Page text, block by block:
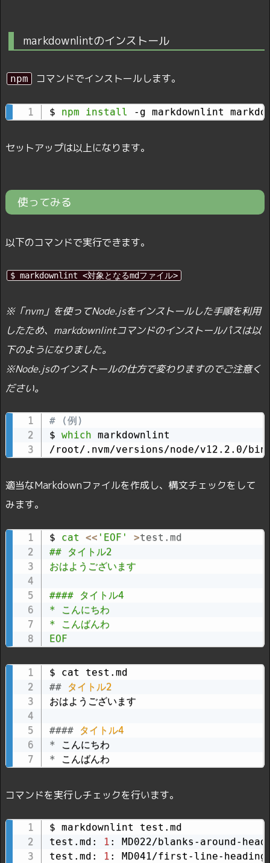
markdownlintのインストール
npm コマンドでインストールします。
$ npm install -g markdownlint
セットアップは以上になります。
使ってみる
以下のコマンドで実行できます。
$ markdownlint <対象となるmdファイル>
※「nvm」を使ってNode.jsをインストールした手順を利用
したため、markdownlintコマンドのインストールパスは以
下のようになりました。
※Node.jsのインストールの仕方で変わりますのでご注意く
ださい。
# (例)
$ which markdownlint
/root/.nvm/versions/node/v12.2.0/
適当なMarkdownファイルを作成し、構文チェックをして
みます。
$ cat << 'EOF' >test.md
## タイトル2
おはようございます
#### タイトル4
* こんにちわ
* こんばんわ
EOF
## タイトル2
おはようございます
#### タイトル4
*
* こんばんわ
コマンドを実行しチェックを行います。
$ markdownlint test.md
test.md:
1 : MD022/blanks-around-
test.md:
1 : MD041/first-line-